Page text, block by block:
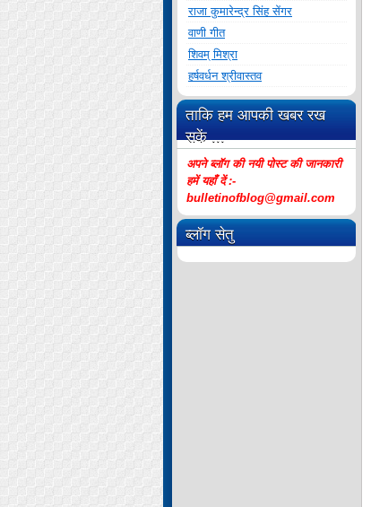
राजा कुमारेन्द्र सिंह सेंगर
वाणी गीत
शिवम् मिश्रा
हर्षवर्धन श्रीवास्तव
ताकि हम आपकी खबर रख
सकें ...
अपने ब्लॉग की नयी पोस्ट की जानकारी
हमें यहाँ दें :-
bulletinofblog@gmail.com
ब्लॉग सेतु